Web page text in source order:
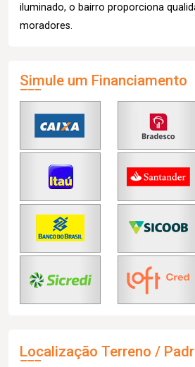
iluminado, o bairro proporciona
moradores.
Simule um Financiamento
Localização Terreno /